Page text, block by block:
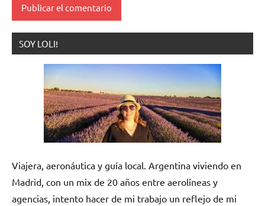
SOY LOLI!
Viajera, aeronáutica y guía local. Argentina viviendo en
Madrid, con un mix de 20 años entre aerolíneas y
agencias, intento hacer de mi trabajo un reflejo de mi